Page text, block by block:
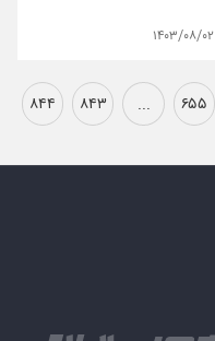
۱۴۰۳/۰۸/۰۲
۶۵۵ ... ۸۴۳ ۸۴۴